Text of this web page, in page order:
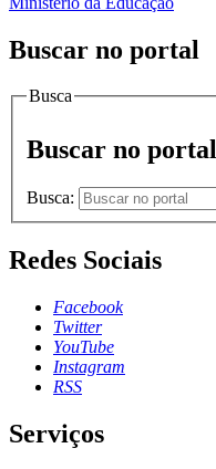
Buscar no portal
Busca
Buscar no portal
Busca:
Redes Sociais
Facebook
Twitter
YouTube
Instagram
RSS
Serviços